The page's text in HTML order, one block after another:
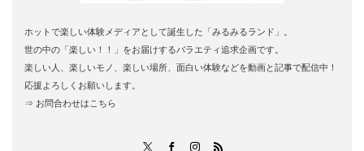
ホットで楽しい体験メディアとして誕生した「みるみるランド」。
世の中の「楽しい！！」をお届けするバラエティ追求企画です。
楽しい人、楽しいモノ、楽しい場所、面白い体験などを動画と記事で配信中！
応援よろしくお願いします。
⇒ お問合わせはこちら
FacebookInstagram
RSS